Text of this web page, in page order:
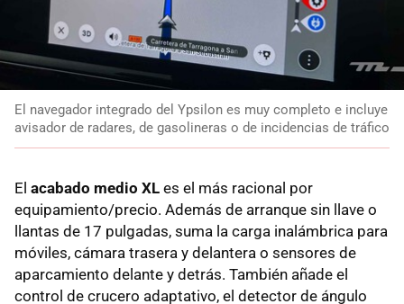
El navegador integrado del Ypsilon es muy completo e incluye
avisador de radares, de gasolineras o de incidencias de tráfico
El acabado medio XL es el más racional por
equipamiento/precio. Además de arranque sin llave o
llantas de 17 pulgadas, suma la carga inalámbrica para
móviles, cámara trasera y delantera o sensores de
aparcamiento delante y detrás. También añade el
control de crucero adaptativo, el detector de ángulo